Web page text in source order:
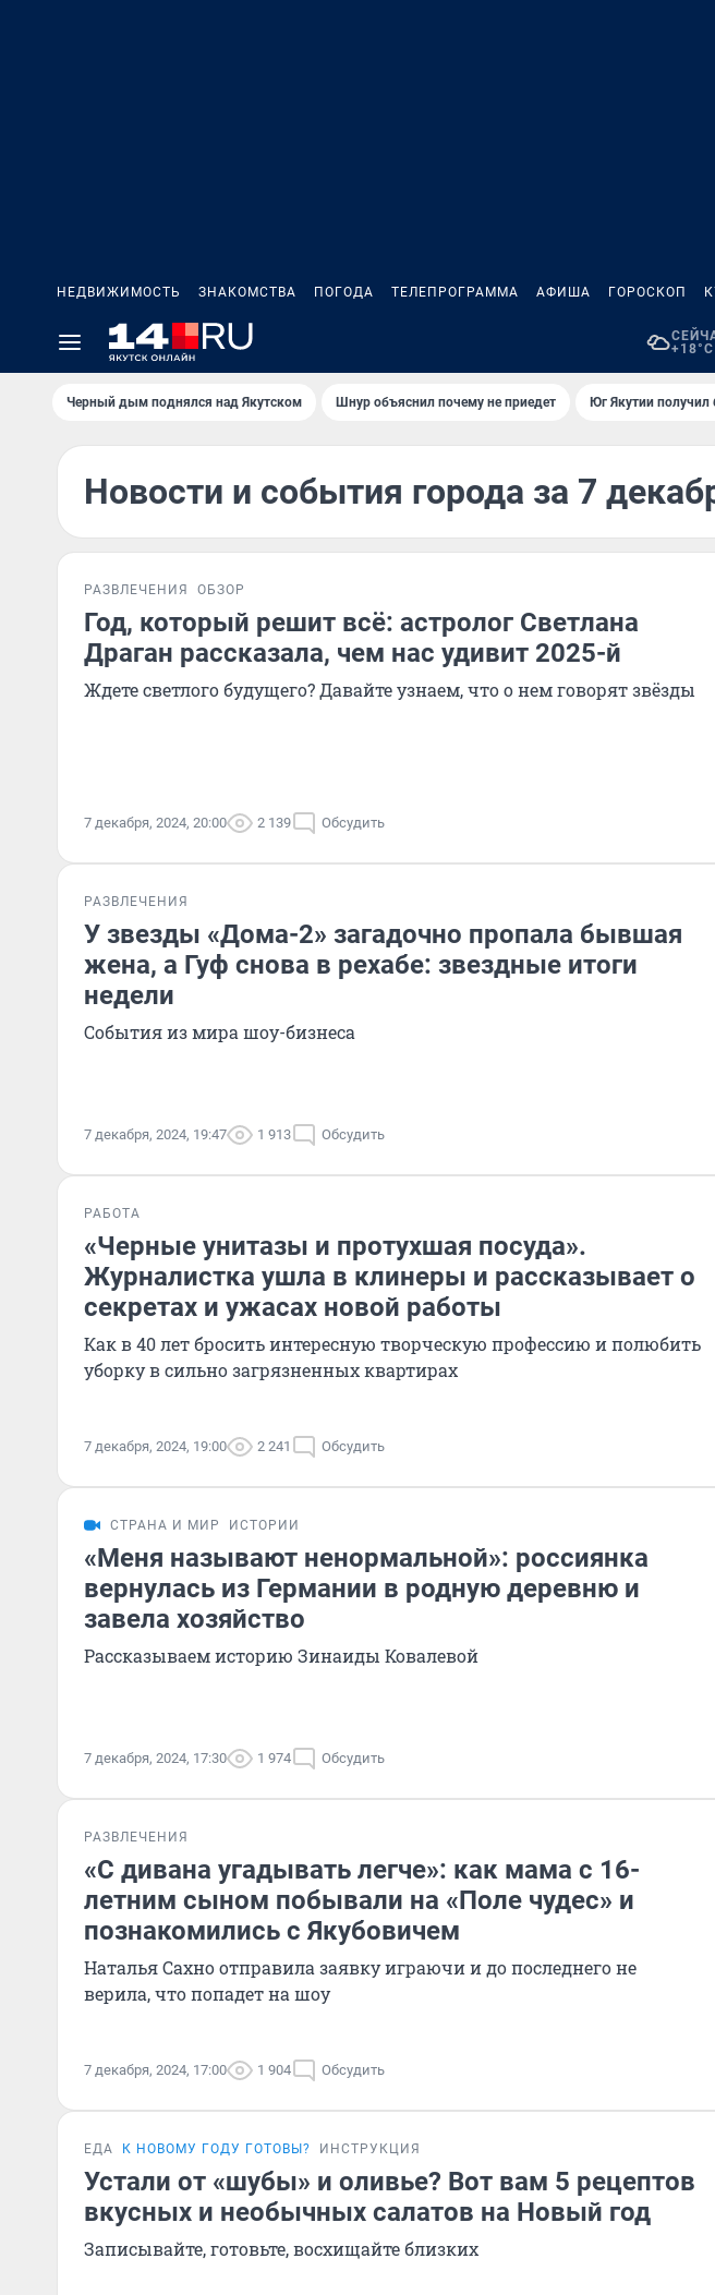
НЕДВИЖИМОСТЬ ЗНАКОМСТВА ПОГОДА ТЕЛЕПРОГРАММА АФИША ГОРОСКОП
+18°C
Черный дым поднялся над Якутском Шнур объяснил почему не приедет Юг Якутии получил
Новости и события города за 7
РАЗВЛЕЧЕНИЯ ОБЗОР
Год, который решит всё: астролог Светлана
Драган рассказала, чем нас удивит 2025-й
Ждете светлого будущего? Давайте узнаем, что о нем говорят звёзды
7 декабря, 2024, 20:00 2 139 Обсудить
РАЗВЛЕЧЕНИЯ
У звезды «Дома-2» загадочно пропала бывшая
жена, а Гуф снова в рехабе: звездные итоги
недели
События из мира шоу-бизнеса
7 декабря, 2024, 19:47 1 913 Обсудить
РАБОТА
«Черные унитазы и протухшая посуда».
Журналистка ушла в клинеры и рассказывает о
секретах и ужасах новой работы
Как в 40 лет бросить интересную творческую профессию и полюбить
уборку в сильно загрязненных квартирах
7 декабря, 2024, 19:00 2 241 Обсудить
СТРАНА И МИР ИСТОРИИ
«Меня называют ненормальной»: россиянка
вернулась из Германии в родную деревню и
завела хозяйство
Рассказываем историю Зинаиды Ковалевой
7 декабря, 2024, 17:30 1 974 Обсудить
РАЗВЛЕЧЕНИЯ
«С дивана угадывать легче»: как мама с 16-
летним сыном побывали на «Поле чудес» и
познакомились с Якубовичем
Наталья Сахно отправила заявку играючи и до последнего не
верила, что попадет на шоу
7 декабря, 2024, 17:00 1 904 Обсудить
ЕДА К НОВОМУ ГОДУ ГОТОВЫ? ИНСТРУКЦИЯ
Устали от «шубы» и оливье? Вот вам 5 рецептов
вкусных и необычных салатов на Новый год
Записывайте, готовьте, восхищайте близких